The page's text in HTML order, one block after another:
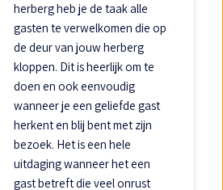
herberg heb je de taak alle
gasten te verwelkomen die op
de deur van jouw herberg
kloppen. Dit is heerlijk om te
doen en ook eenvoudig
wanneer je een geliefde gast
herkent en blij bent met zijn
bezoek. Het is een hele
uitdaging wanneer het een
gast betreft die veel onrust